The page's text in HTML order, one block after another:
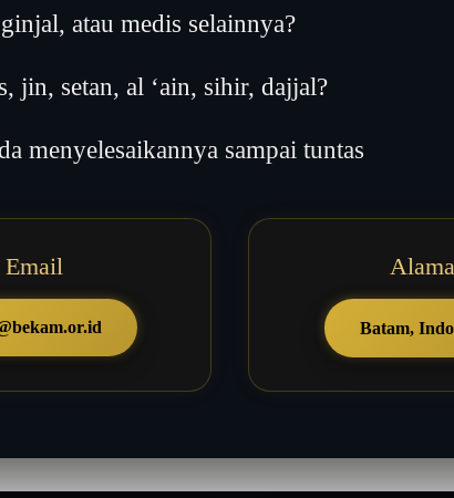
atau medis selainnya?
jin, setan, al ‘ain, sihir, dajjal?
menyelesaikannya sampai tuntas
Email
Batam,